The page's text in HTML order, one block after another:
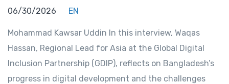
06/30/2026 EN
Mohammad Kawsar Uddin In this interview, Waqas
Hassan, Regional Lead for Asia at the Global Digital
Inclusion Partnership (GDIP), reflects on Bangladesh’s
progress in digital development and the challenges